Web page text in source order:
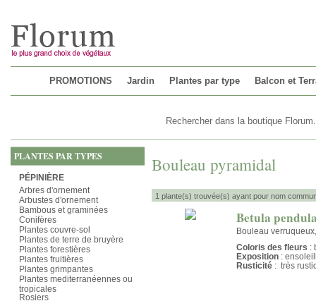
PROMOTIONS Jardin Plantes par type Balcon et
PLANTES PAR TYPES
PÉPINIÈRE
Arbres d'ornement
Arbustes d'ornement
Bambous et graminées
Conifères
Plantes couvre-sol
Plantes de terre de bruyère
Plantes forestières
Plantes fruitières
Plantes grimpantes
Plantes mediterranéennes ou
tropicales
Rosiers
Bouleau pyramidal
1 plante(s) trouvée(s) ayant pour nom
Betula
Bouleau
Coloris des fleurs :
Exposition :
Rusticité : très